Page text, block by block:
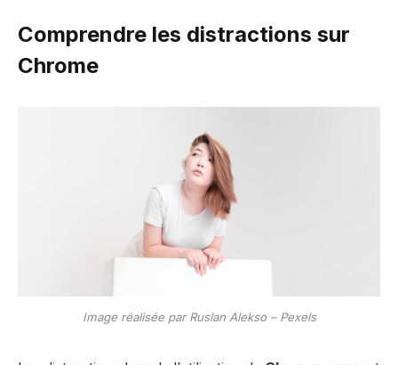
Comprendre les distractions sur
Chrome
Image réalisée par Ruslan Alekso – Pexels